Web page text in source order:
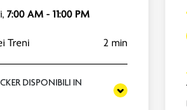
7:00 AM - 11:00 PM
Treni 2 min
DISPONIBILI IN